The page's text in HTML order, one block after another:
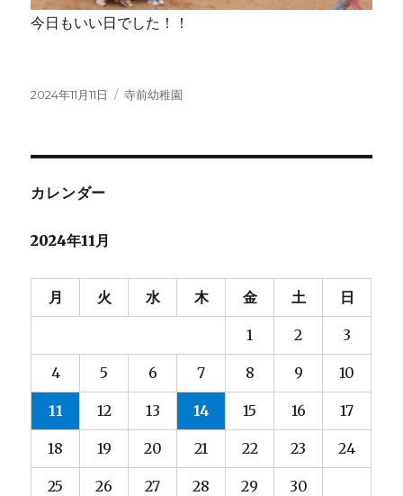
今日もいい日でした！！
投
2024年11月11日
カ
寺前幼稚園
カレンダー
2024年11月
月 火 水 木 金 土 日
1 2 3
4 5 6 7 8 9 10
11 12 13 14 15 16 17
18 19 20 21 22 23 24
25 26 27 28 29 30